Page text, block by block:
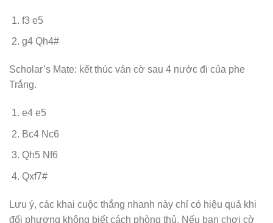
f3 e5
g4 Qh4#
Scholar’s Mate: kết thúc ván cờ sau 4 nước đi của phe
Trắng.
e4 e5
Bc4 Nc6
Qh5 Nf6
Qxf7#
Lưu ý, các khai cuộc thắng nhanh này chỉ có hiệu quả khi
đối phương không biết cách phòng thủ. Nếu bạn chơi cờ